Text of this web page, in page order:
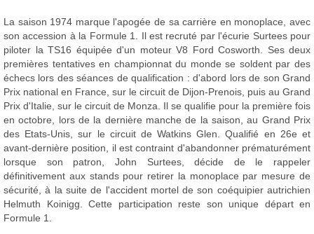
La saison 1974 marque l'apogée de sa carrière en monoplace, avec
son accession à la Formule 1. Il est recruté par l'écurie Surtees pour
piloter la TS16 équipée d'un moteur V8 Ford Cosworth. Ses deux
premières tentatives en championnat du monde se soldent par des
échecs lors des séances de qualification : d'abord lors de son Grand
Prix national en France, sur le circuit de Dijon-Prenois, puis au Grand
Prix d'Italie, sur le circuit de Monza. Il se qualifie pour la première fois
en octobre, lors de la dernière manche de la saison, au Grand Prix
des Etats-Unis, sur le circuit de Watkins Glen. Qualifié en 26e et
avant-dernière position, il est contraint d'abandonner prématurément
lorsque son patron, John Surtees, décide de le rappeler
définitivement aux stands pour retirer la monoplace par mesure de
sécurité, à la suite de l'accident mortel de son coéquipier autrichien
Helmuth Koinigg. Cette participation reste son unique départ en
Formule 1.